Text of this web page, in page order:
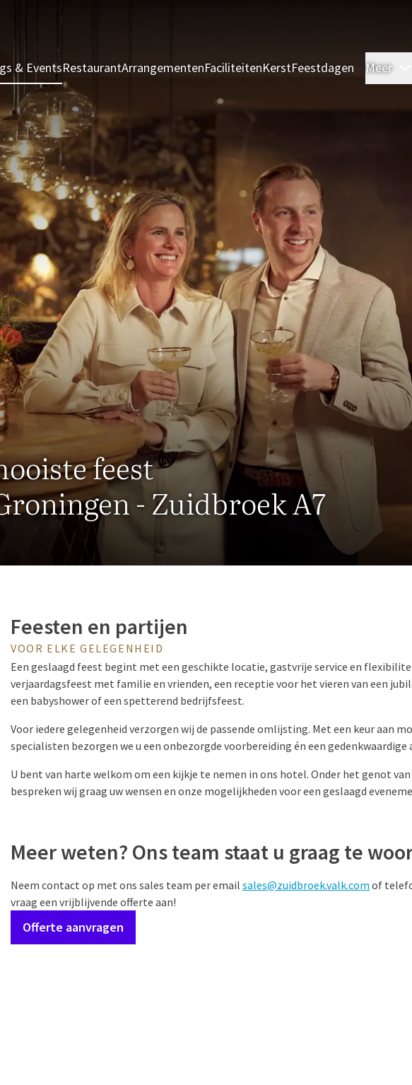
& EventsRestaurantArrangementenFaciliteitenKerstFeestdagen Meer
feest
- Zuidbroek A7
Feesten en partijen
VOOR ELKE GELEGENHEID
Een geslaagd feest begint met een geschikte locatie, gastvrije service en
verjaardagsfeest met familie en vrienden, een receptie voor het vieren van een
een babyshower of een spetterend bedrijfsfeest.
Voor iedere gelegenheid verzorgen wij de passende omlijsting. Met een keur aan
specialisten bezorgen we u een onbezorgde voorbereiding én een gedenkwaardige
U bent van harte welkom om een kijkje te nemen in ons hotel. Onder het genot
bespreken wij graag uw wensen en onze mogelijkheden voor een geslaagd
Meer weten? Ons team staat u graag te
Neem contact op met ons sales team per email sales@zuidbroek.valk.com of
vraag een vrijblijvende offerte aan!
Offerte aanvragen